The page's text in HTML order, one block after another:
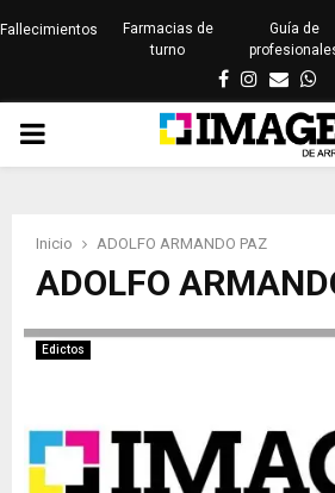
Fallecimientos
Farmacias de
turno
Guía de
Facebook
Instagram
Email
PRIMARY
Inicio ADOLFO ARMANDO PAZ
ADOLFO
Edictos